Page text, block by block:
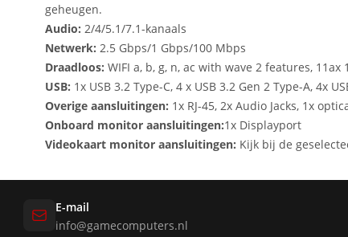
geheugen.
Audio: 2/4/5.1/7.1-kanaals
Netwerk: 2.5 Gbps/1 Gbps/100 Mbps
Draadloos: WIFI a, b, g, n, ac with wave 2 features,
USB: 1x USB 3.2 Type-C, 4 x USB 3.2 Gen 2 Type-A, 4x
Overige aansluitingen: 1x RJ-45, 2x Audio Jacks, 1x
Onboard monitor aansluitingen:1x Displayport
Videokaart monitor aansluitingen: Kijk bij de
E-mail
info@gamecomputers.nl